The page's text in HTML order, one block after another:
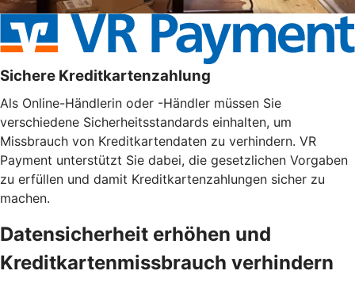
Sichere Kreditkartenzahlung
Als Online-Händlerin oder -Händler müssen Sie
verschiedene Sicherheitsstandards einhalten, um
Missbrauch von Kreditkartendaten zu verhindern. VR
Payment unterstützt Sie dabei, die gesetzlichen Vorgaben
zu erfüllen und damit Kreditkartenzahlungen sicher zu
machen.
Datensicherheit erhöhen und
Kreditkartenmissbrauch verhindern